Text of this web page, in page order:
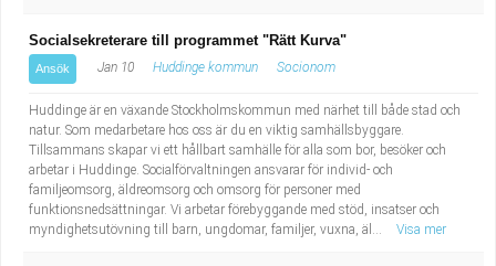
Socialsekreterare till programmet "Rätt Kurva"
Ansök Jan 10 Huddinge kommun Socionom
Huddinge är en växande Stockholmskommun med närhet till både stad och
natur. Som medarbetare hos oss är du en viktig samhällsbyggare.
Tillsammans skapar vi ett hållbart samhälle för alla som bor, besöker och
arbetar i Huddinge. Socialförvaltningen ansvarar för individ- och
familjeomsorg, äldreomsorg och omsorg för personer med
funktionsnedsättningar. Vi arbetar förebyggande med stöd, insatser och
myndighetsutövning till barn, ungdomar, familjer, vuxna, äl...
Visa mer